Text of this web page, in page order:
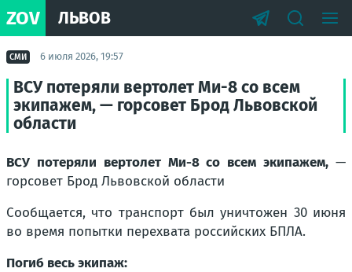
ZOV ЛЬВОВ
СМИ 6 июля 2026, 19:57
ВСУ потеряли вертолет Ми-8 со всем
экипажем, — горсовет Брод Львовской
области
ВСУ потеряли вертолет Ми-8 со всем экипажем, —
горсовет Брод Львовской области
Сообщается, что транспорт был уничтожен 30 июня
во время попытки перехвата российских БПЛА.
Погиб весь экипаж: